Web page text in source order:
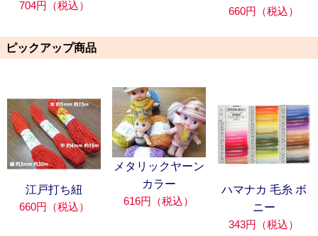
704円（税込）
660円（税込）
ピックアップ商品
江戸打ち紐
660円（税込）
メタリックヤーン
カラー
616円（税込）
ハマナカ 毛糸 ボ
ニー
343円（税込）